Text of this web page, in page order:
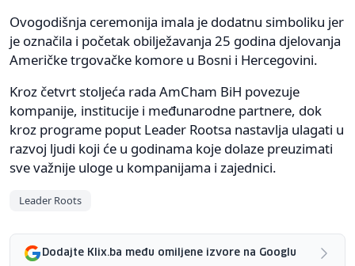
Ovogodišnja ceremonija imala je dodatnu simboliku jer
je označila i početak obilježavanja 25 godina djelovanja
Američke trgovačke komore u Bosni i Hercegovini.
Kroz četvrt stoljeća rada AmCham BiH povezuje
kompanije, institucije i međunarodne partnere, dok
kroz programe poput Leader Rootsa nastavlja ulagati u
razvoj ljudi koji će u godinama koje dolaze preuzimati
sve važnije uloge u kompanijama i zajednici.
Leader Roots
Dodajte Klix.ba među omiljene izvore na Googlu